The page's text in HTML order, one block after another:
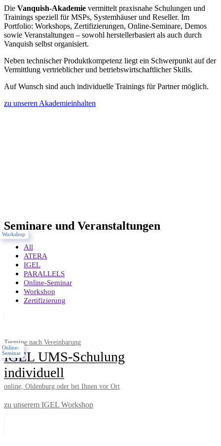
Die Vanquish-Akademie vermittelt praxisnahe Schulungen und
Trainings speziell für MSPs, Systemhäuser und Reseller. Im
Portfolio: Workshops, Zertifizierungen, Online-Seminare, Demos
sowie Veranstaltungen – sowohl herstellerbasiert als auch durch
Vanquish selbst organisiert.
Neben technischer Produktkompetenz liegt ein Schwerpunkt auf der
Vermittlung vertrieblicher und betriebswirtschaftlicher Skills.
Auf Wunsch sind auch individuelle Trainings für Partner möglich.
zu unseren Akademieinhalten
Seminare und Veranstaltungen
All
ATERA
IGEL
PARALLELS
Online-Seminar
Workshop
Zertifizierung
Workshop
Termine nach Vereinbarung
IGEL UMS-Schulung
individuell
online, Oldenburg oder bei Ihnen vor Ort
zu unserem IGEL Workshop
Online-
Seminar